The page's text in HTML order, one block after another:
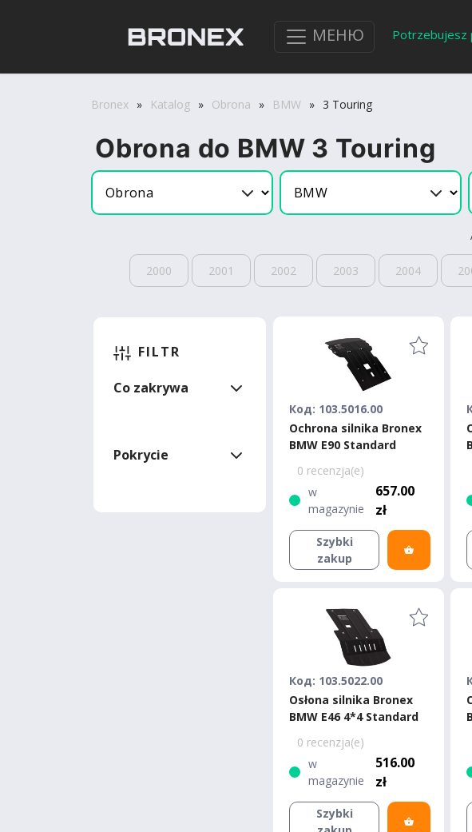
МЕНЮ Potrzebujesz
Bronex » Katalog » Obrona » BMW » 3 Touring
Obrona do BMW 3 Touring
2000 2001 2002 2003 2004
FILTR
Co zakrywa
Pokrycie
Код: 103.5016.00
Ochrona silnika Bronex
BMW E90 Standard
0 recenzja(e)
w
magazynie
657.00
zł
Szybki
zakup
Код: 103.5022.00
Osłona silnika Bronex
BMW E46 4*4 Standard
0 recenzja(e)
w
magazynie
516.00
zł
Szybki